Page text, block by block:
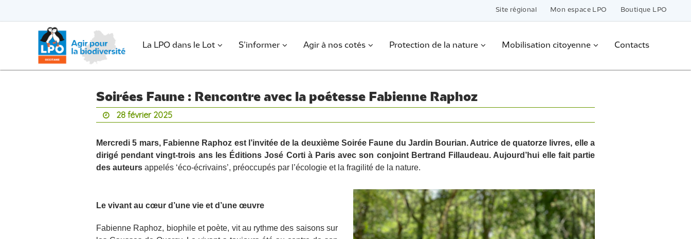
le
Site régional Mon espace LPO Boutique LPO
. La LPO dans le Lot S’informer Agir à nos cotés Protection de la nature Mobilisation citoyenne Contacts
Soirées Faune : Rencontre avec la poétesse Fabienne Raphoz
28 février 2025
Mercredi 5 mars, Fabienne Raphoz est l’invitée de la deuxième Soirée Faune du Jardin Bourian. Autrice de quatorze livres, elle a
dirigé pendant vingt-trois ans les Éditions José Corti à Paris avec son conjoint Bertrand Fillaudeau. Aujourd’hui elle fait partie
des auteurs appelés ‘éco-écrivains’, préoccupés par l’écologie et la fragilité de la nature.
Le vivant au cœur d’une vie et d’une œuvre
Fabienne Raphoz, biophile et poète, vit au rythme des saisons sur